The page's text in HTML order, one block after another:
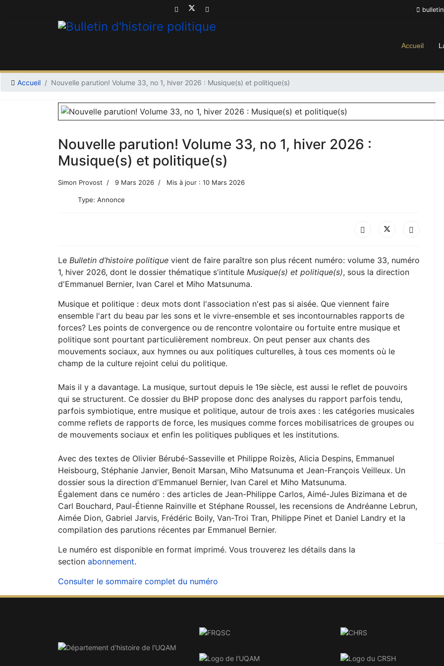
Accueil
Accueil Nouvelle parution! Volume 33, no 1, hiver 2026 : Musique(s) et politique(s)
Nouvelle parution! Volume 33, no 1, hiver 2026 :
Musique(s) et politique(s)
Simon Provost 9 Mars 2026 Mis à jour : 10 Mars 2026
Type: Annonce
Le Bulletin d’histoire politique vient de faire paraître son plus récent numéro: volume 33, numéro
1, hiver 2026, dont le dossier thématique s'intitule Musique(s) et politique(s), sous la direction
d'Emmanuel Bernier, Ivan Carel et Miho Matsunuma.
Musique et politique : deux mots dont l'association n'est pas si aisée. Que viennent faire
ensemble l'art du beau par les sons et le vivre-ensemble et ses incontournables rapports de
forces? Les points de convergence ou de rencontre volontaire ou fortuite entre musique et
politique sont pourtant particulièrement nombreux. On peut penser aux chants des
mouvements sociaux, aux hymnes ou aux politiques culturelles, à tous ces moments où le
champ de la culture rejoint celui du politique.
Mais il y a davantage. La musique, surtout depuis le 19e siècle, est aussi le reflet de pouvoirs
qui se structurent. Ce dossier du BHP propose donc des analyses du rapport parfois tendu,
parfois symbiotique, entre musique et politique, autour de trois axes : les catégories musicales
comme reflets de rapports de force, les musiques comme forces mobilisatrices de groupes ou
de mouvements sociaux et enfin les politiques publiques et les institutions.
Avec des textes de Olivier Bérubé-Sasseville et Philippe Roizès, Alicia Despins, Emmanuel
Heisbourg, Stéphanie Janvier, Benoit Marsan, Miho Matsunuma et Jean-François Veilleux. Un
dossier sous la direction d'Emmanuel Bernier, Ivan Carel et Miho Matsunuma.
Également dans ce numéro : des articles de Jean-Philippe Carlos, Aimé-Jules Bizimana et de
Carl Bouchard, Paul-Étienne Rainville et Stéphane Roussel, les recensions de Andréanne Lebrun,
Aimée Dion, Gabriel Jarvis, Frédéric Boily, Van-Troi Tran, Philippe Pinet et Daniel Landry et la
compilation des parutions récentes par Emmanuel Bernier.
Le numéro est disponible en format imprimé. Vous trouverez les détails dans la
section abonnement.
Consulter le sommaire complet du numéro